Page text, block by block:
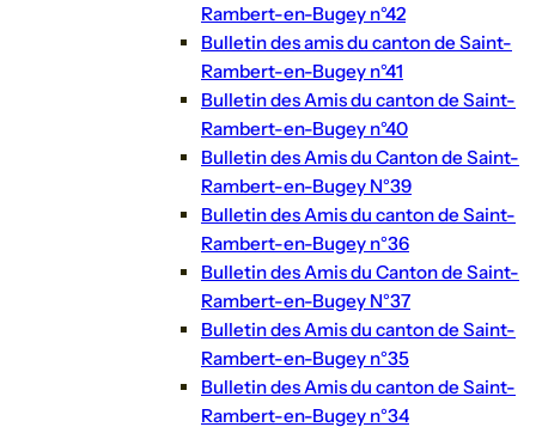
Rambert-en-Bugey n°42
Bulletin des amis du canton de Saint-
Rambert-en-Bugey n°41
Bulletin des Amis du canton de Saint-
Rambert-en-Bugey n°40
Bulletin des Amis du Canton de Saint-
Rambert-en-Bugey N°39
Bulletin des Amis du canton de Saint-
Rambert-en-Bugey n°36
Bulletin des Amis du Canton de Saint-
Rambert-en-Bugey N°37
Bulletin des Amis du canton de Saint-
Rambert-en-Bugey n°35
Bulletin des Amis du canton de Saint-
Rambert-en-Bugey n°34